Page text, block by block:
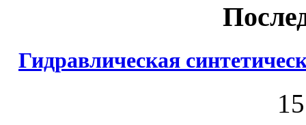
Гидравлическая